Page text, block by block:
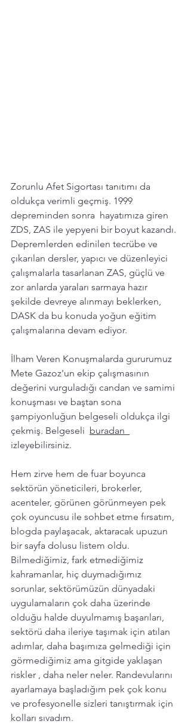
Zorunlu Afet Sigortası tanıtımı da
oldukça verimli geçmiş. 1999
depreminden sonra  hayatımıza giren
ZDS, ZAS ile yepyeni bir boyut kazandı.
Depremlerden edinilen tecrübe ve
çıkarılan dersler, yapıcı ve düzenleyici
çalışmalarla tasarlanan ZAS, güçlü ve
zor anlarda yaraları sarmaya hazır
şekilde devreye alınmayı beklerken,
DASK da bu konuda yoğun eğitim
çalışmalarına devam ediyor.
İlham Veren Konuşmalarda gururumuz
Mete Gazoz'un ekip çalışmasının
değerini vurguladığı candan ve samimi
konuşması ve baştan sona
şampiyonluğun belgeseli oldukça ilgi
çekmiş. Belgeseli buradan
izleyebilirsiniz.
Hem zirve hem de fuar boyunca
sektörün yöneticileri, brokerler,
acenteler, görünen görünmeyen pek
çok oyuncusu ile sohbet etme fırsatım,
blogda paylaşacak, aktaracak upuzun
bir sayfa dolusu listem oldu.
Bilmediğimiz, fark etmediğimiz
kahramanlar, hiç duymadığımız
sorunlar, sektörümüzün dünyadaki
uygulamaların çok daha üzerinde
olduğu halde duyulmamış başarıları,
sektörü daha ileriye taşımak için atılan
adımlar, daha başımıza gelmediği için
görmediğimiz ama gitgide yaklaşan
riskler , daha neler neler. Randevularını
ayarlamaya başladığım pek çok konu
ve profesyonelle sizleri tanıştırmak için
kolları sıvadım.